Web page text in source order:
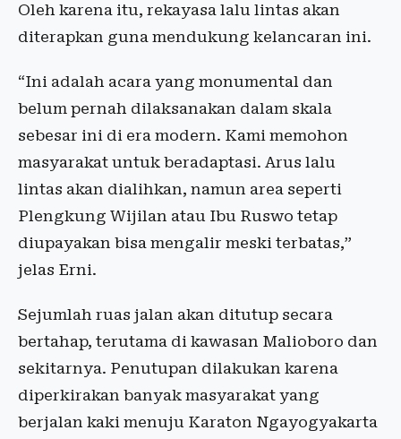
Oleh karena itu, rekayasa lalu lintas akan
diterapkan guna mendukung kelancaran ini.
“Ini adalah acara yang monumental dan
belum pernah dilaksanakan dalam skala
sebesar ini di era modern. Kami memohon
masyarakat untuk beradaptasi. Arus lalu
lintas akan dialihkan, namun area seperti
Plengkung Wijilan atau Ibu Ruswo tetap
diupayakan bisa mengalir meski terbatas,”
jelas Erni.
Sejumlah ruas jalan akan ditutup secara
bertahap, terutama di kawasan Malioboro dan
sekitarnya. Penutupan dilakukan karena
diperkirakan banyak masyarakat yang
berjalan kaki menuju Karaton Ngayogyakarta